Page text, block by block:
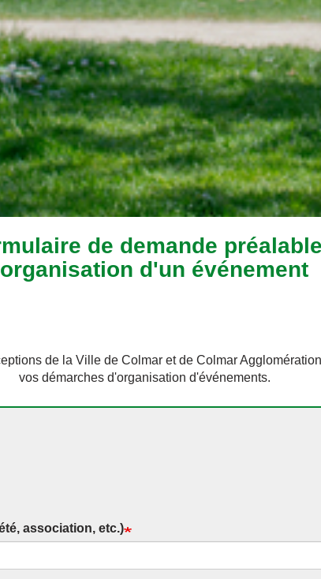
de demande
d'un événement
de la Ville de Colmar et de Colmar
vos démarches d'organisation d'événements.
association, etc.)